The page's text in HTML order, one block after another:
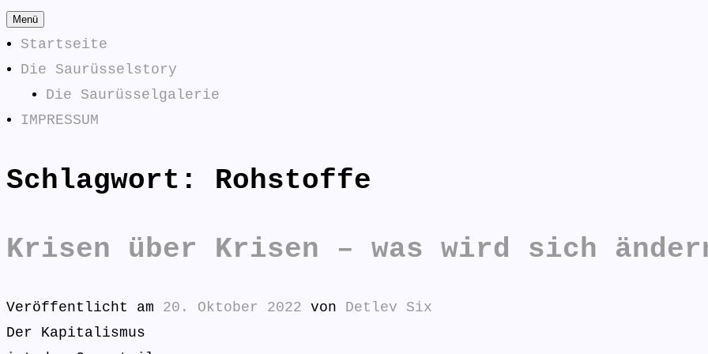
Zum
Inhalt
springen
Menü
Startseite
Die Saurüsselstory
Die Saurüsselgalerie
IMPRESSUM
SAURÜSSELPHILOSOPHEN
Die Saurüsselphilosophen antworten:
Schlagwort: Rohstoffe
Krisen über Krisen – was wird sich
Veröffentlicht am 20. Oktober 2022 von Detlev Six
Der Kapitalismus